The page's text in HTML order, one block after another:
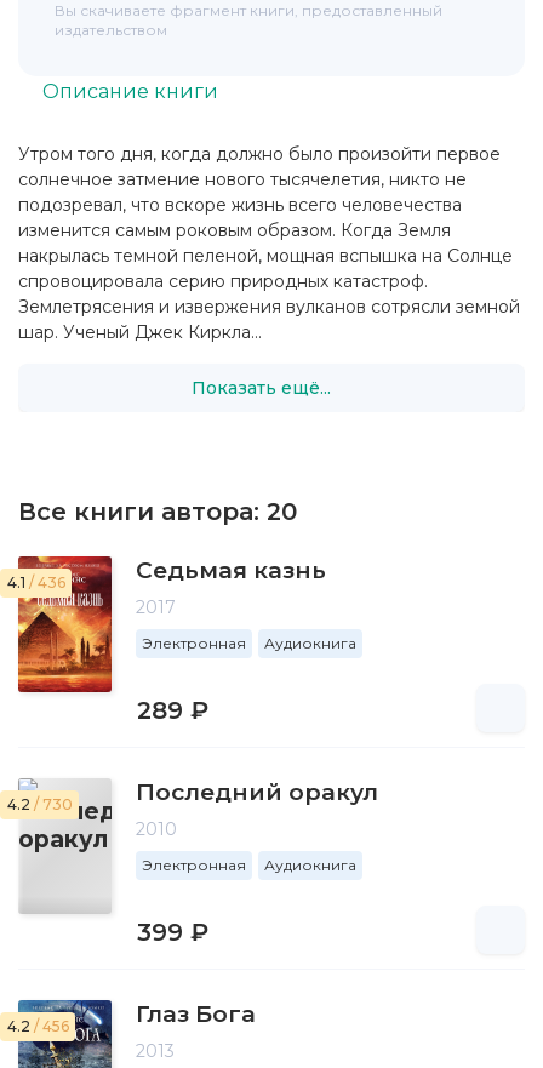
Утром того дня, когда должно было произойти первое
солнечное затмение нового тысячелетия, никто не
подозревал, что вскоре жизнь всего человечества
изменится самым роковым образом. Когда Земля
накрылась темной пеленой, мощная вспышка на Солнце
спровоцировала серию природных катастроф.
Землетрясения и извержения вулканов сотрясли земной
шар. Ученый Джек Киркла...
Показать ещё...
Описание книги
Все книги автора: 20
4.1 / 436 Седьмая казнь
2017
Электронная Аудиокнига
289 ₽
4.2 / 730 Последний оракул
2010
Электронная Аудиокнига
399 ₽
4.2 / 456 Глаз Бога
2013
Вы скачиваете фрагмент книги, предоставленный
издательством